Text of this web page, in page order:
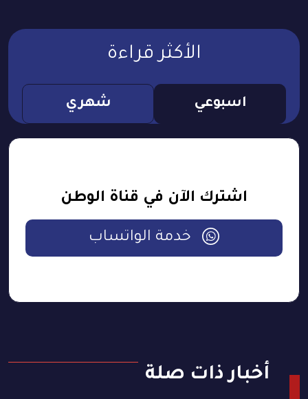
الأكثر قراءة
اسبوعي شهري
اشترك الآن في قناة الوطن
خدمة الواتساب
أخبار ذات صلة